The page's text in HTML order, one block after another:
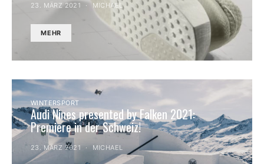
23. MÄRZ 2021 MICHAEL
MEHR
WINTERSPORT
Audi Nines presented by Falken 2021:
Premiere in der Schweiz!
23. MÄRZ 2021 MICHAEL